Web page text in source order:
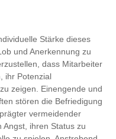
Stärke dieses
und Anerkennung zu
dass Mitarbeiter
ihr Potenzial
zeigen. Einengende und
stören die Befriedigung
vermeidender
ihren Status zu